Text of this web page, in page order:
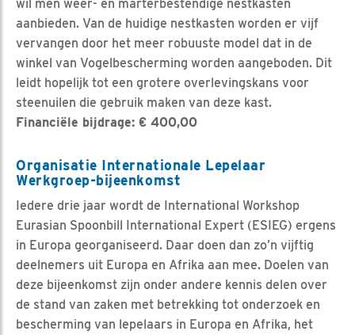
wil men weer- en marterbestendige nestkasten
aanbieden. Van de huidige nestkasten worden er vijf
vervangen door het meer robuuste model dat in de
winkel van Vogelbescherming worden aangeboden. Dit
leidt hopelijk tot een grotere overlevingskans voor
steenuilen die gebruik maken van deze kast.
Financiële bijdrage: € 400,00
Organisatie Internationale Lepelaar
Werkgroep-bijeenkomst
Iedere drie jaar wordt de International Workshop
Eurasian Spoonbill International Expert (ESIEG) ergens
in Europa georganiseerd. Daar doen dan zo’n vijftig
deelnemers uit Europa en Afrika aan mee. Doelen van
deze bijeenkomst zijn onder andere kennis delen over
de stand van zaken met betrekking tot onderzoek en
bescherming van lepelaars in Europa en Afrika, het